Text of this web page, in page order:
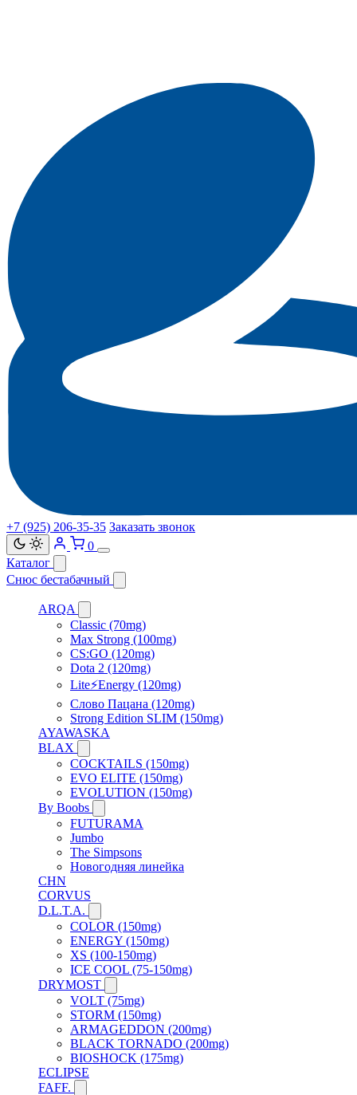
+7 (925) 206‑35‑35 Заказать звонок
0
Каталог
Снюс бестабачный
ARQA
Classic (70mg)
Max Strong (100mg)
CS:GO (120mg)
Dota 2 (120mg)
Lite⚡Energy (120mg)
Слово Пацана (120mg)
Strong Edition SLIM (150mg)
AYAWASKA
BLAX
COCKTAILS (150mg)
EVO ELITE (150mg)
EVOLUTION (150mg)
By Boobs
FUTURAMA
Jumbo
The Simpsons
Новогодняя линейка
CHN
CORVUS
D.L.T.A.
COLOR (150mg)
ENERGY (150mg)
XS (100-150mg)
ICE COOL (75-150mg)
DRYMOST
VOLT (75mg)
STORM (150mg)
ARMAGEDDON (200mg)
BLACK TORNADO (200mg)
BIOSHOCK (175mg)
ECLIPSE
FAFF.